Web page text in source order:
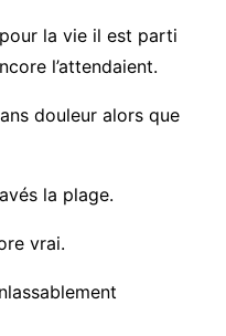
la vie il est parti
l’attendaient.
douleur alors que
la plage.
vrai.